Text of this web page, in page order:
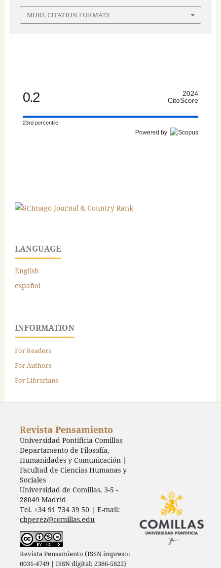
MORE CITATION FORMATS
0.2
2024
CiteScore
23rd percentile
Powered by
LANGUAGE
English
español
INFORMATION
For Readers
For Authors
For Librarians
Revista Pensamiento
Universidad Pontificia Comillas
Departamento de Filosofía,
Humanidades y Comunicación |
Facultad de Ciencias Humanas y
Sociales
Universidad de Comillas, 3-5 -
28049 Madrid
Tel. +34 91 734 39 50 | E-mail:
cbperez@comillas.edu
Revista Pensamiento (ISSN impreso:
0031-4749 | ISSN digital: 2386-5822)